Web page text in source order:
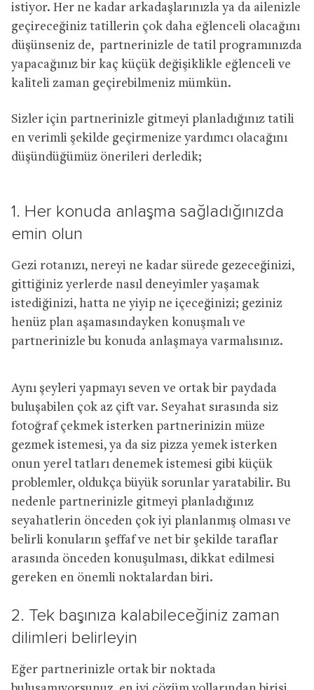
istiyor. Her ne kadar arkadaşlarınızla ya da ailenizle
geçireceğiniz tatillerin çok daha eğlenceli olacağını
düşünseniz de, partnerinizle de tatil programınızda
yapacağınız bir kaç küçük değişiklikle eğlenceli ve
kaliteli zaman geçirebilmeniz mümkün.
Sizler için partnerinizle gitmeyi planladığınız tatili
en verimli şekilde geçirmenize yardımcı olacağını
düşündüğümüz önerileri derledik;
1. Her konuda anlaşma sağladığınızda
emin olun
Gezi rotanızı, nereyi ne kadar sürede gezeceğinizi,
gittiğiniz yerlerde nasıl deneyimler yaşamak
istediğinizi, hatta ne yiyip ne içeceğinizi; geziniz
henüz plan aşamasındayken konuşmalı ve
partnerinizle bu konuda anlaşmaya varmalısınız.
Aynı şeyleri yapmayı seven ve ortak bir paydada
buluşabilen çok az çift var. Seyahat sırasında siz
fotoğraf çekmek isterken partnerinizin müze
gezmek istemesi, ya da siz pizza yemek isterken
onun yerel tatları denemek istemesi gibi küçük
problemler, oldukça büyük sorunlar yaratabilir. Bu
nedenle partnerinizle gitmeyi planladığınız
seyahatlerin önceden çok iyi planlanmış olması ve
belirli konuların şeffaf ve net bir şekilde taraflar
arasında önceden konuşulması, dikkat edilmesi
gereken en önemli noktalardan biri.
2. Tek başınıza kalabileceğiniz zaman
dilimleri belirleyin
Eğer partnerinizle ortak bir noktada